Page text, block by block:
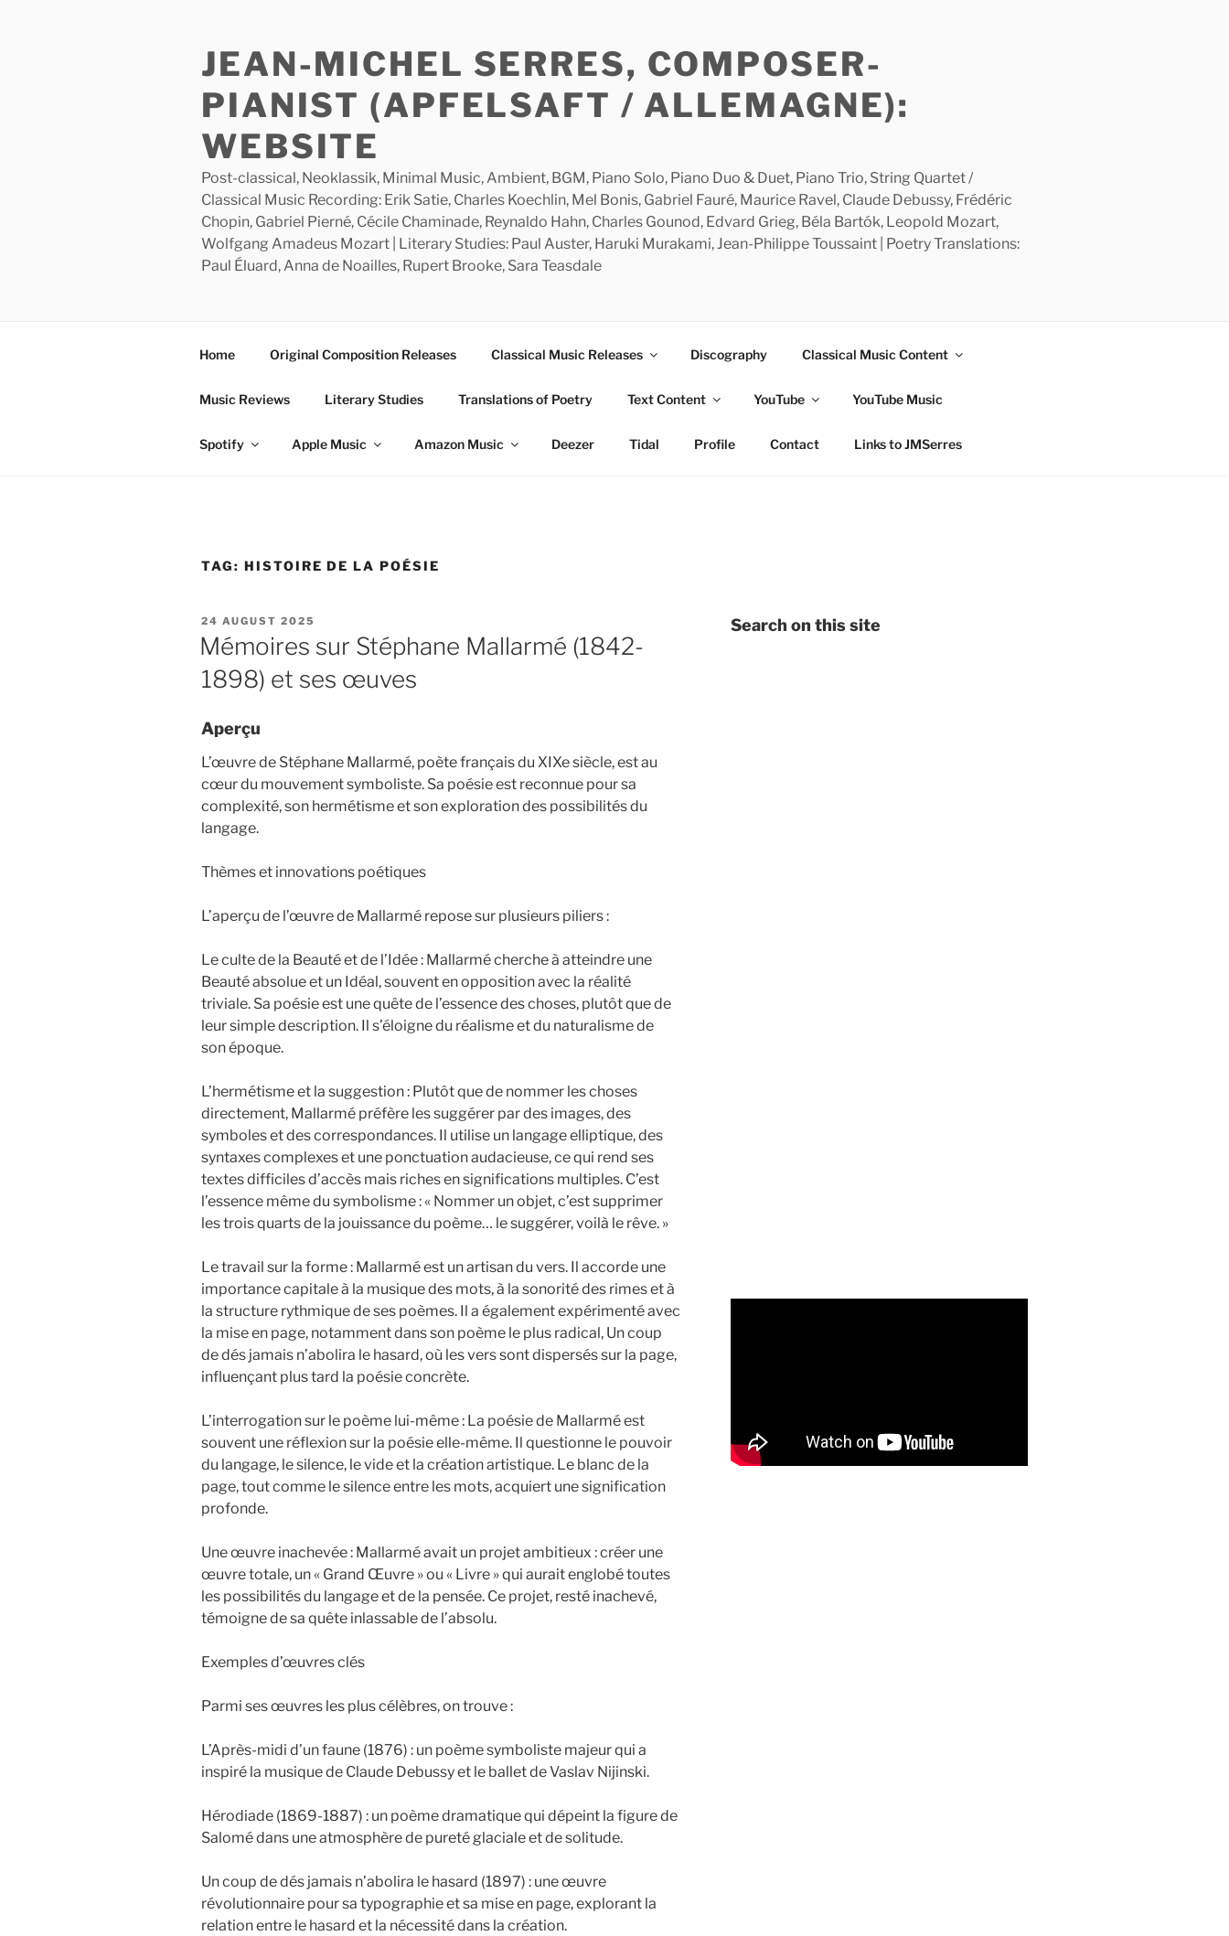
JEAN-MICHEL SERRES, COMPOSER-
PIANIST (APFELSAFT / ALLEMAGNE):
WEBSITE
Post-classical, Neoklassik, Minimal Music, Ambient, BGM, Piano Solo, Piano Duo & Duet, Piano Trio, String Quartet /
Classical Music Recording: Erik Satie, Charles Koechlin, Mel Bonis, Gabriel Fauré, Maurice Ravel, Claude Debussy, Frédéric
Chopin, Gabriel Pierné, Cécile Chaminade, Reynaldo Hahn, Charles Gounod, Edvard Grieg, Béla Bartók, Leopold Mozart,
Wolfgang Amadeus Mozart | Literary Studies: Paul Auster, Haruki Murakami, Jean-Philippe Toussaint | Poetry Translations:
Paul Éluard, Anna de Noailles, Rupert Brooke, Sara Teasdale
Home Original Composition Releases Classical Music Releases Discography Classical Music Content
Music Reviews Literary Studies Translations of Poetry Text Content YouTube YouTube Music
Spotify Apple Music Amazon Music Deezer Tidal Profile Contact Links to JMSerres
TAG: HISTOIRE DE LA POÉSIE
POSTED
ON
24 AUGUST 2025
Mémoires sur Stéphane Mallarmé (1842-
1898) et ses œuves
Aperçu
L’œuvre de Stéphane Mallarmé, poète français du XIXe siècle, est au
cœur du mouvement symboliste. Sa poésie est reconnue pour sa
complexité, son hermétisme et son exploration des possibilités du
langage.
Thèmes et innovations poétiques
L’aperçu de l’œuvre de Mallarmé repose sur plusieurs piliers :
Le culte de la Beauté et de l’Idée : Mallarmé cherche à atteindre une
Beauté absolue et un Idéal, souvent en opposition avec la réalité
triviale. Sa poésie est une quête de l’essence des choses, plutôt que de
leur simple description. Il s’éloigne du réalisme et du naturalisme de
son époque.
L’hermétisme et la suggestion : Plutôt que de nommer les choses
directement, Mallarmé préfère les suggérer par des images, des
symboles et des correspondances. Il utilise un langage elliptique, des
syntaxes complexes et une ponctuation audacieuse, ce qui rend ses
textes difficiles d’accès mais riches en significations multiples. C’est
l’essence même du symbolisme : « Nommer un objet, c’est supprimer
les trois quarts de la jouissance du poème… le suggérer, voilà le rêve. »
Le travail sur la forme : Mallarmé est un artisan du vers. Il accorde une
importance capitale à la musique des mots, à la sonorité des rimes et à
la structure rythmique de ses poèmes. Il a également expérimenté avec
la mise en page, notamment dans son poème le plus radical, Un coup
de dés jamais n’abolira le hasard, où les vers sont dispersés sur la page,
influençant plus tard la poésie concrète.
L’interrogation sur le poème lui-même : La poésie de Mallarmé est
souvent une réflexion sur la poésie elle-même. Il questionne le pouvoir
du langage, le silence, le vide et la création artistique. Le blanc de la
page, tout comme le silence entre les mots, acquiert une signification
profonde.
Une œuvre inachevée : Mallarmé avait un projet ambitieux : créer une
œuvre totale, un « Grand Œuvre » ou « Livre » qui aurait englobé toutes
les possibilités du langage et de la pensée. Ce projet, resté inachevé,
témoigne de sa quête inlassable de l’absolu.
Exemples d’œuvres clés
Parmi ses œuvres les plus célèbres, on trouve :
L’Après-midi d’un faune (1876) : un poème symboliste majeur qui a
inspiré la musique de Claude Debussy et le ballet de Vaslav Nijinski.
Hérodiade (1869-1887) : un poème dramatique qui dépeint la figure de
Salomé dans une atmosphère de pureté glaciale et de solitude.
Un coup de dés jamais n’abolira le hasard (1897) : une œuvre
révolutionnaire pour sa typographie et sa mise en page, explorant la
relation entre le hasard et la nécessité dans la création.
Search on this site